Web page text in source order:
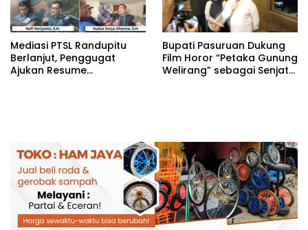
‎Mediasi PTSL Randupitu
Berlanjut, Penggugat
Ajukan Resume
‎Bupati Pasuruan Dukung
Film Horor “Petaka Gunung
Welirang” sebagai Senjata